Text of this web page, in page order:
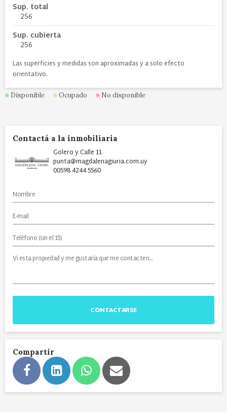
Sup. total
256
Sup. cubierta
256
Las superficies y medidas son aproximadas y a solo efecto
orientativo.
Disponible Ocupado No disponible
Contactá a la inmobiliaria
Golero y Calle 11
punta@magdalenagiuria.com.uy
00598 4244 5560
CONTACTARSE
Compartir